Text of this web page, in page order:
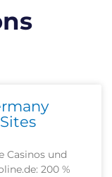
Casinos und
200 %